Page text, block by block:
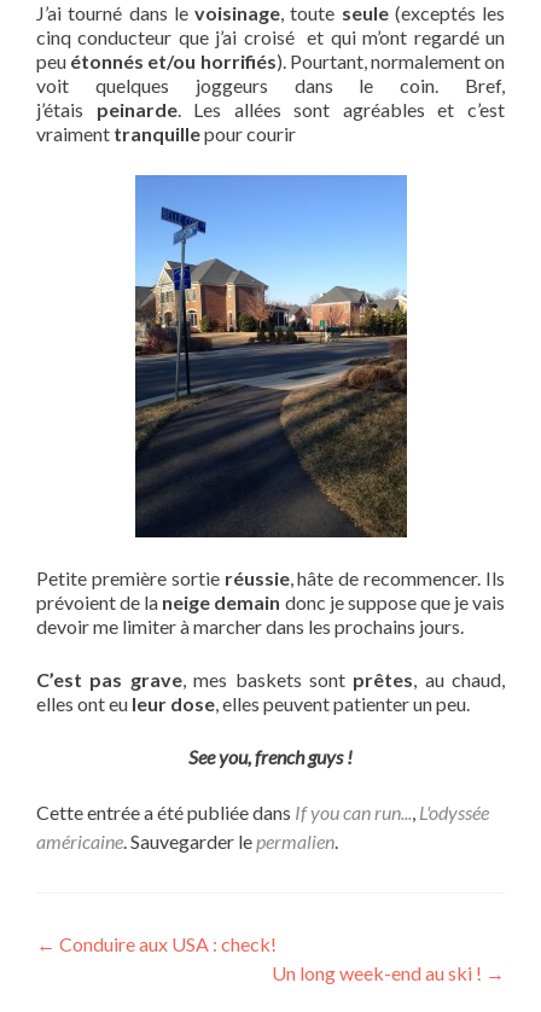
J’ai tourné dans levoisinage, toute seule(exceptés les
cinq conducteur que j’ai croisé et qui m’ont regardé un
peu étonnés et/ou horrifiés). Pourtant, normalement on
voit quelques joggeurs dans le coin. Bref,
j’étais peinarde. Les allées sont agréables et c’est
vraiment tranquillepour courir
Petite première sortie réussie, hâte de recommencer. Ils
prévoient de la neige demain donc je suppose que je vais
devoir me limiter à marcher dans les prochains jours.
C’est pas grave, mes baskets sont prêtes, au chaud,
elles ont eu leur dose, elles peuvent patienter un peu.
See you, french guys !
Cette entrée a été publiée dans If you can run..., L'odyssée
américaine. Sauvegarder lepermalien.
Navigation
← Conduire aux USA : check!
Un long week-end au ski ! →